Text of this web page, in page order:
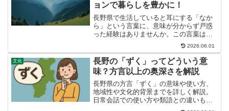
ョンで暮らしを豊かに！
長野県で生活していると耳にする「なか
ら」という言葉に、意味が分からず戸惑
った経験はありませんか。この言葉は、
一見すると共通語のようでいて、実は長
野県特有のニュアンスを持つ興味深い表
現なのです。この記事では「なから」の
正確な意味から、日常での...
2026.06.01
文化
長野の「ずく」ってどういう意
味？方言以上の奥深さを解説
長野県の方言「ずく」の意味や使い方、
地域性や文化的背景までを詳しく解説。
日常会話での使い方や類語との違いも紹